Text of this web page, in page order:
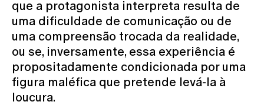
que a protagonista interpreta resulta de
uma dificuldade de comunicação ou de
uma compreensão trocada da realidade,
ou se, inversamente, essa experiência é
propositadamente condicionada por uma
figura maléfica que pretende levá-la à
loucura.